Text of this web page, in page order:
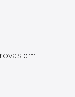
em